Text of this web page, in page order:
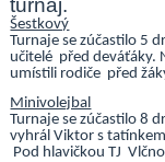
turnaj.
Šestkový
Turnaje se zúčastilo 5
učitelé před deváťáky.
umístili rodiče před
Minivolejbal
Turnaje se zúčastilo 8
vyhrál Viktor s
Pod hlavičkou TJ